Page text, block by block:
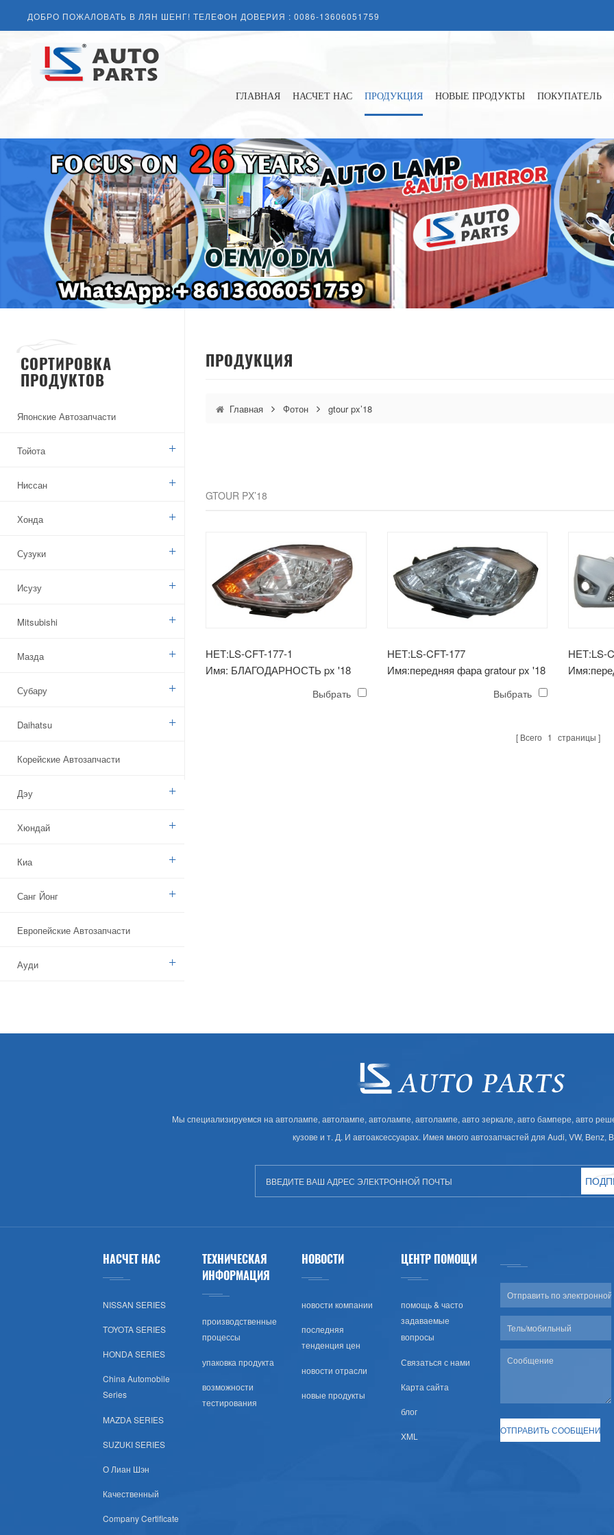
ДОБРО ПОЖАЛОВАТЬ В ЛЯН ШЕНГ! ТЕЛЕФОН ДОВЕРИЯ : 0086-13606051759
ГЛАВНАЯ НАСЧЕТ НАС ПРОДУКЦИЯ НОВЫЕ ПРОДУКТЫ ПОКУПАТЕЛЬ
СОРТИРОВКА
ПРОДУКТОВ
Японские Автозапчасти
Тойота
Ниссан
Хонда
Сузуки
Исузу
Mitsubishi
Мазда
Субару
Daihatsu
Корейские Автозапчасти
Дэу
Хюндай
Киа
Санг Йонг
Европейские Автозапчасти
Ауди
БМВ
ПРОДУКЦИЯ
Главная Фотон gtour px’18
GTOUR PX’18
НЕТ:LS-CFT-177-1
Имя: БЛАГОДАРНОСТЬ px '18
Выбрать
НЕТ:LS-CFT-177
Имя:передняя фара gratour px '18
Выбрать
НЕТ:LS-
Всего 1 страницы
Мы специализируемся на автолампе, автолампе, автолампе, автолампе, авто зеркале, авто бампере, авто
кузове и т. Д. И автоаксессуарах. Имея много автозапчастей для Audi, VW, Benz,
НАСЧЕТ НАС
NISSAN SERIES
TOYOTA SERIES
HONDA SERIES
China Automobile
Series
MAZDA SERIES
SUZUKI SERIES
О Лиан Шэн
Качественный
Company Certificate
ТЕХНИЧЕСКАЯ
ИНФОРМАЦИЯ
производственные
процессы
упаковка продукта
возможности
тестирования
НОВОСТИ
новости компании
последняя
тенденция цен
новости отрасли
новые продукты
ЦЕНТР ПОМОЩИ
помощь & часто
задаваемые
вопросы
Связаться с нами
Карта сайта
блог
XML